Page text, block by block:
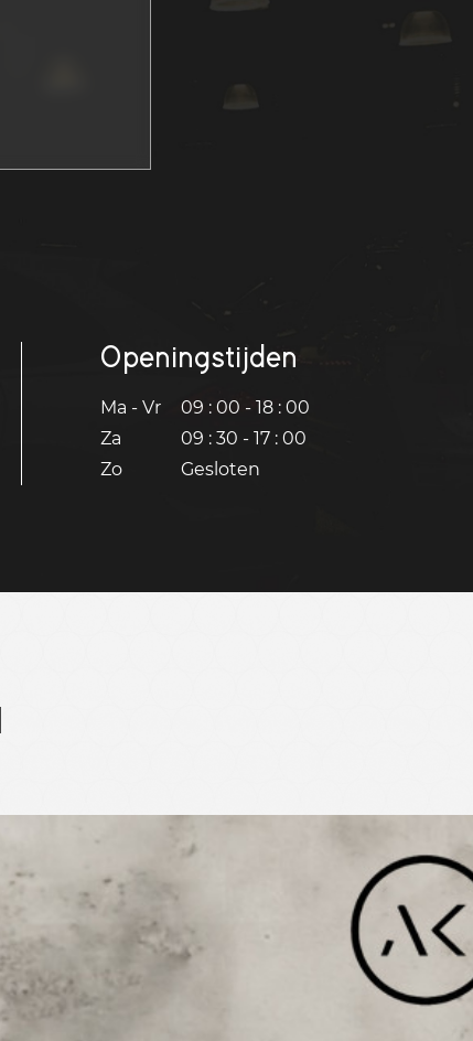
Openingstijden
Ma - Vr
09 : 00 - 18 : 00
Za
09 : 30 - 17 : 00
Zo
Gesloten